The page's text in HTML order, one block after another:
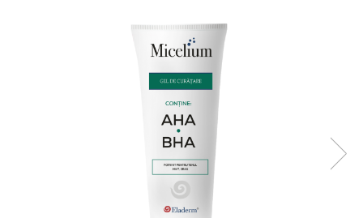
Produse pentru pete pigmentare